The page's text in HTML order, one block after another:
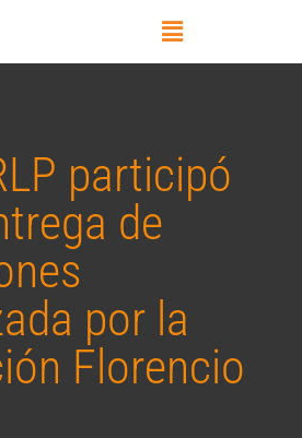
participó
de
por la
Florencio